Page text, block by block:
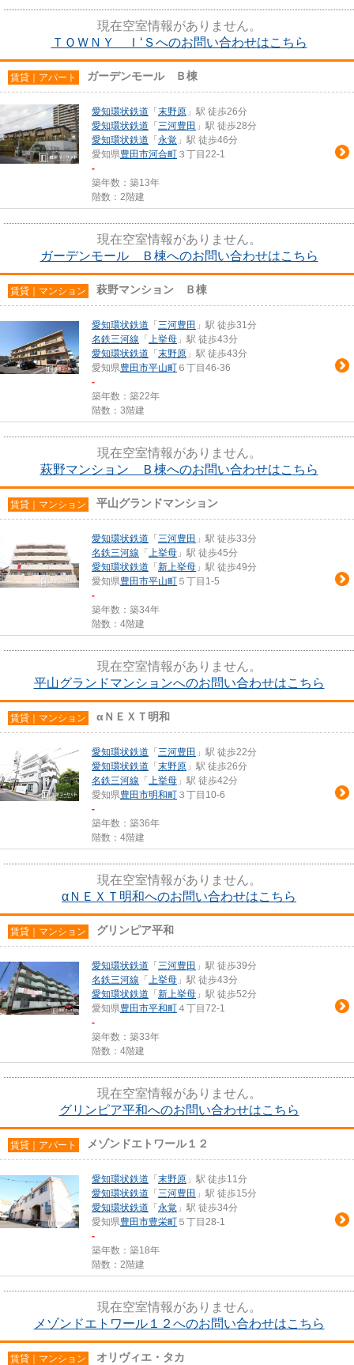
現在空室情報がありません。
ＴＯＷＮＹ Ｉ‘Ｓへのお問い合わせはこちら
賃貸｜アパート ガーデンモール Ｂ棟
愛知環状鉄道 「 末野原 」駅 徒歩26分
愛知環状鉄道 「 三河豊田 」駅 徒歩28分
愛知環状鉄道 「 永覚 」駅 徒歩46分
愛知県豊田市河合町 ３丁目22-1
-
築年数：築13年
階数：2階建
現在空室情報がありません。
ガーデンモール Ｂ棟へのお問い合わせはこちら
賃貸｜マンション 萩野マンション Ｂ棟
愛知環状鉄道 「 三河豊田 」駅 徒歩31分
名鉄三河線 「 上挙母 」駅 徒歩43分
愛知環状鉄道 「 末野原 」駅 徒歩43分
愛知県豊田市平山町 ６丁目46-36
-
築年数：築22年
階数：3階建
現在空室情報がありません。
萩野マンション Ｂ棟へのお問い合わせはこちら
賃貸｜マンション 平山グランドマンション
愛知環状鉄道 「 三河豊田 」駅 徒歩33分
名鉄三河線 「 上挙母 」駅 徒歩45分
愛知環状鉄道 「 新上挙母 」駅 徒歩49分
愛知県豊田市平山町 ５丁目1-5
-
築年数：築34年
階数：4階建
現在空室情報がありません。
平山グランドマンションへのお問い合わせはこちら
賃貸｜マンション αＮＥＸＴ明和
愛知環状鉄道 「 三河豊田 」駅 徒歩22分
愛知環状鉄道 「 末野原 」駅 徒歩26分
名鉄三河線 「 上挙母 」駅 徒歩42分
愛知県豊田市明和町 ３丁目10-6
-
築年数：築36年
階数：4階建
現在空室情報がありません。
αＮＥＸＴ明和へのお問い合わせはこちら
賃貸｜マンション グリンピア平和
愛知環状鉄道 「 三河豊田 」駅 徒歩39分
名鉄三河線 「 上挙母 」駅 徒歩43分
愛知環状鉄道 「 新上挙母 」駅 徒歩52分
愛知県豊田市平和町 ４丁目72-1
-
築年数：築33年
階数：4階建
現在空室情報がありません。
グリンピア平和へのお問い合わせはこちら
賃貸｜アパート メゾンドエトワール１２
愛知環状鉄道 「 末野原 」駅 徒歩11分
愛知環状鉄道 「 三河豊田 」駅 徒歩15分
愛知環状鉄道 「 永覚 」駅 徒歩34分
愛知県豊田市豊栄町 ５丁目28-1
-
築年数：築18年
階数：2階建
現在空室情報がありません。
メゾンドエトワール１２へのお問い合わせはこちら
賃貸｜マンション オリヴィエ・タカ